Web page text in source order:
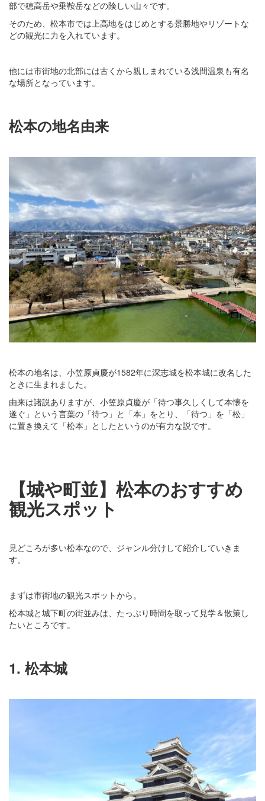
部で穂高岳や乗鞍岳などの険しい山々です。
そのため、松本市では上高地をはじめとする景勝地やリゾートな
どの観光に力を入れています。
他には市街地の北部には古くから親しまれている浅間温泉も有名
な場所となっています。
松本の地名由来
松本の地名は、小笠原貞慶が1582年に深志城を松本城に改名した
ときに生まれました。
由来は諸説ありますが、小笠原貞慶が「待つ事久しくして本懐を
遂ぐ」という言葉の「待つ」と「本」をとり、「待つ」を「松」
に置き換えて「松本」としたというのが有力な説です。
【城や町並】松本のおすすめ
観光スポット
見どころが多い松本なので、ジャンル分けして紹介していきま
す。
まずは市街地の観光スポットから。
松本城と城下町の街並みは、たっぷり時間を取って見学＆散策し
たいところです。
1. 松本城